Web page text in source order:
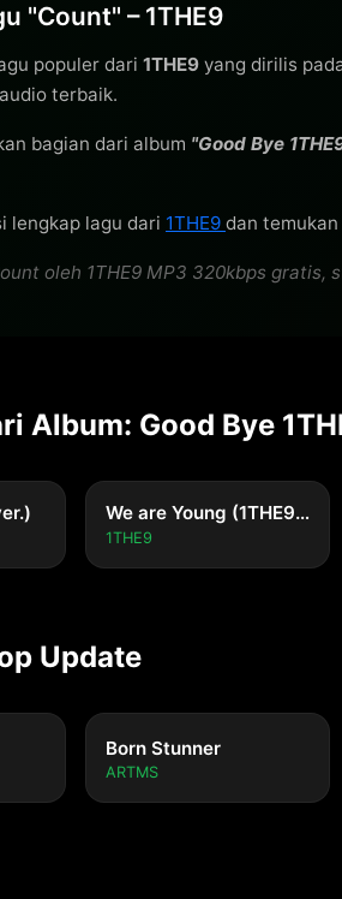
"Count" – 1THE9
populer dari 1THE9 yang dirilis
terbaik.
bagian dari album "Good Bye
lengkap lagu dari 1THE9 dan
oleh 1THE9 MP3 320kbps
Album: Good Bye
We are Young (1THE9 ver.)
1THE9
Update
Born Stunner
ARTMS